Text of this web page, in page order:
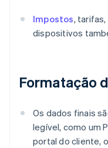
Impostos,
dispositivos
Formatação
Os dados finais
legível, como um
portal do cliente,